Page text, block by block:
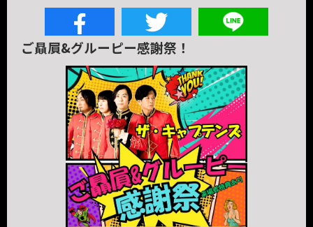
ご贔屓&グルーピー感謝祭！